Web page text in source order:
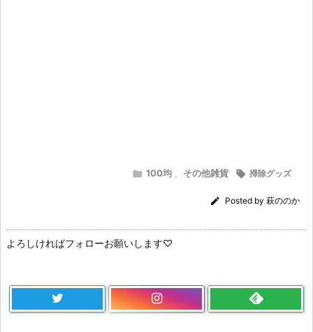
 100均 その他雑貨  掃除グッズ
 Posted by 萩ののか
よろしければフォローお願いします♡